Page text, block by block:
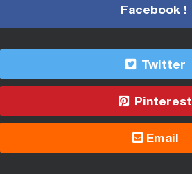
Facebook !
Twitter
Pinterest
Email